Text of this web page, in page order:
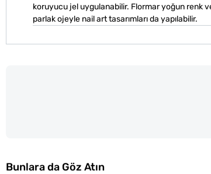
koruyucu jel uygulanabilir. Flormar yoğun renk
parlak ojeyle nail art tasarımları da yapılabilir.
Bunlara da Göz Atın